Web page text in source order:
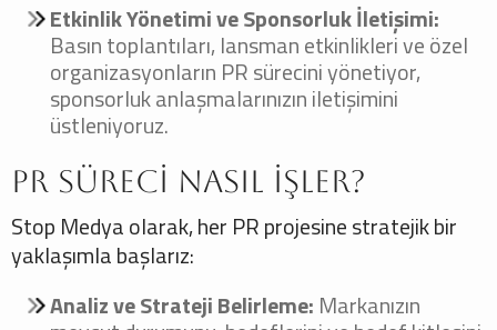
Etkinlik Yönetimi ve Sponsorluk İletişimi:
Basın toplantıları, lansman etkinlikleri ve özel
organizasyonların PR sürecini yönetiyor,
sponsorluk anlaşmalarınızın iletişimini
üstleniyoruz.
PR Süreci Nasıl İşler?
Stop Medya olarak, her PR projesine stratejik bir
yaklaşımla başlarız:
Analiz ve Strateji Belirleme: Markanızın